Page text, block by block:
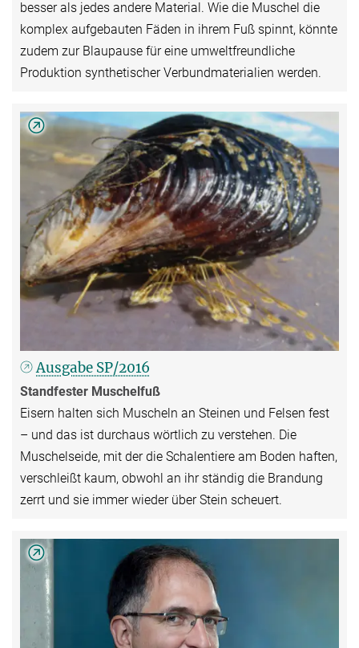
besser als jedes andere Material. Wie die Muschel die
komplex aufgebauten Fäden in ihrem Fuß spinnt, könnte
zudem zur Blaupause für eine umweltfreundliche
Produktion synthetischer Verbundmaterialien werden.
Ausgabe SP/2016
Standfester Muschelfuß
Eisern halten sich Muscheln an Steinen und Felsen fest
– und das ist durchaus wörtlich zu verstehen. Die
Muschelseide, mit der die Schalentiere am Boden haften,
verschleißt kaum, obwohl an ihr ständig die Brandung
zerrt und sie immer wieder über Stein scheuert.